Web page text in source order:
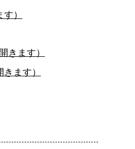
）
きます）
ます）